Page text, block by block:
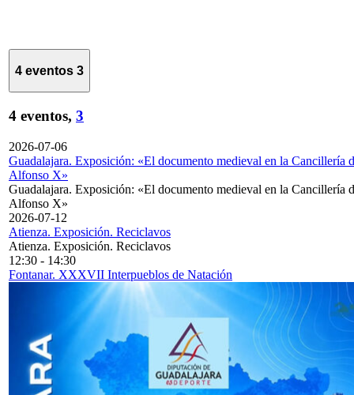
4 eventos 3
4 eventos, 3
2026-07-06
Guadalajara. Exposición: «El documento medieval en la Cancillería
Alfonso X»
Guadalajara. Exposición: «El documento medieval en la Cancillería
Alfonso X»
2026-07-12
Atienza. Exposición. Reciclavos
Atienza. Exposición. Reciclavos
12:30 - 14:30
Fontanar. XXXVII Interpueblos de Natación